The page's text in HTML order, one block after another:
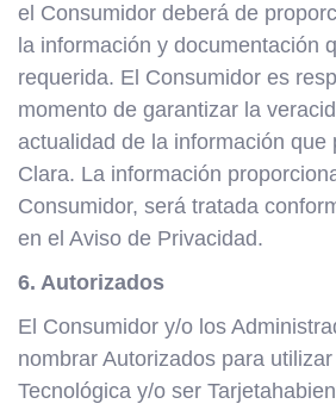
el Consumidor deberá de
la información y documentación
requerida. El Consumidor es
momento de garantizar la
actualidad de la información que
Clara. La información
Consumidor, será tratada
en el Aviso de Privacidad.
6. Autorizados
El Consumidor y/o los
nombrar Autorizados para
Tecnológica y/o ser